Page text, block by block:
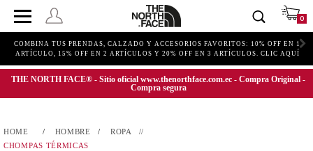
0
COMBINA TUS PRENDAS, CALZADO Y ACCESORIOS FAVORITOS: 10% OFF EN 1
ARTÍCULO, 15% OFF EN 2 ARTÍCULOS Y 20% OFF EN 3 ARTÍCULOS. CLIC AQUÍ
THE NORTH FACE® - Sitio oficial www.thenorthface.com.ec - Compra Original -
Compra segura
HOMBRE
ROPA
CHOMPAS TÉRMICAS